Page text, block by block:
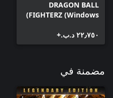
DRAGON BALL
FIGHTERZ (Windows)
٢٢٫٧٥٠ د.ب.‏+
مضمنة في